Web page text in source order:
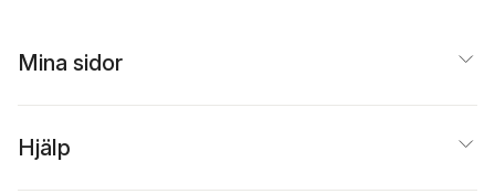
Mina sidor
Hjälp